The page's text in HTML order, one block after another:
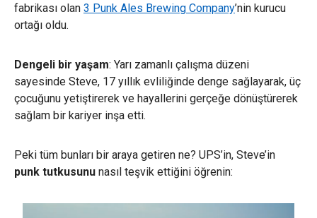
fabrikası olan 3 Punk Ales Brewing Company’nin kurucu
ortağı oldu.
Dengeli bir yaşam: Yarı zamanlı çalışma düzeni
sayesinde Steve, 17 yıllık evliliğinde denge sağlayarak, üç
çocuğunu yetiştirerek ve hayallerini gerçeğe dönüştürerek
sağlam bir kariyer inşa etti.
Peki tüm bunları bir araya getiren ne? UPS’in, Steve’in
punk tutkusunu nasıl teşvik ettiğini öğrenin: